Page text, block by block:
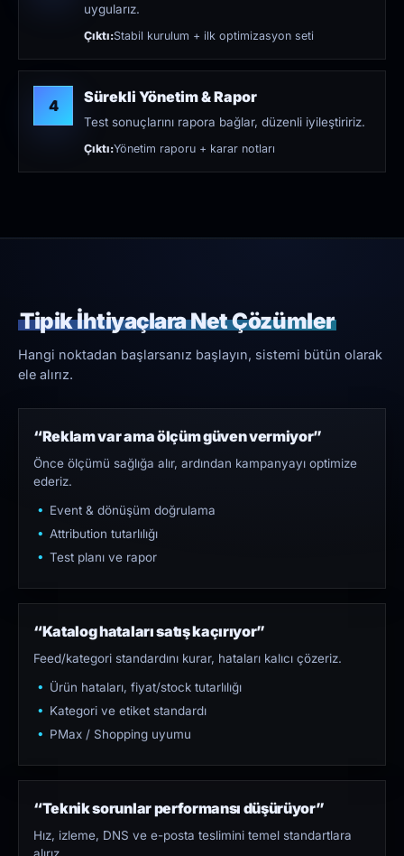
uygularız.
Çıktı:Stabil kurulum + ilk optimizasyon seti
4 Sürekli Yönetim & Rapor
Test sonuçlarını rapora bağlar, düzenli iyileştiririz.
Çıktı:Yönetim raporu + karar notları
Tipik İhtiyaçlara Net Çözümler
Hangi noktadan başlarsanız başlayın, sistemi bütün olarak
ele alırız.
“Reklam var ama ölçüm güven vermiyor”
Önce ölçümü sağlığa alır, ardından kampanyayı optimize
ederiz.
Event & dönüşüm doğrulama
Attribution tutarlılığı
Test planı ve rapor
“Katalog hataları satış kaçırıyor”
Feed/kategori standardını kurar, hataları kalıcı çözeriz.
Ürün hataları, fiyat/stock tutarlılığı
Kategori ve etiket standardı
PMax / Shopping uyumu
“Teknik sorunlar performansı düşürüyor”
Hız, izleme, DNS ve e-posta teslimini temel standartlara